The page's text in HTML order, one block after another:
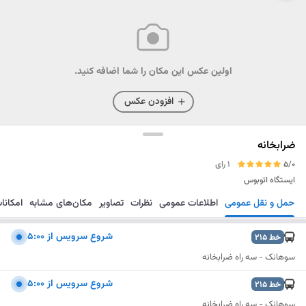
اولین عکس این مکان را شما اضافه کنید.
افزودن عکس
ضرابخانه
5/0
1 رای
ایستگاه اتوبوس
مسیریابی ذخیره ارسال حمل و نقل عمومی اطلاعات عمومی نظرات تصاویر مکان‌های مشابه
خط215 شروع سرويس از 5:00
سوهانک - سه راه ضرابخانه
خط215 شروع سرويس از 5:00